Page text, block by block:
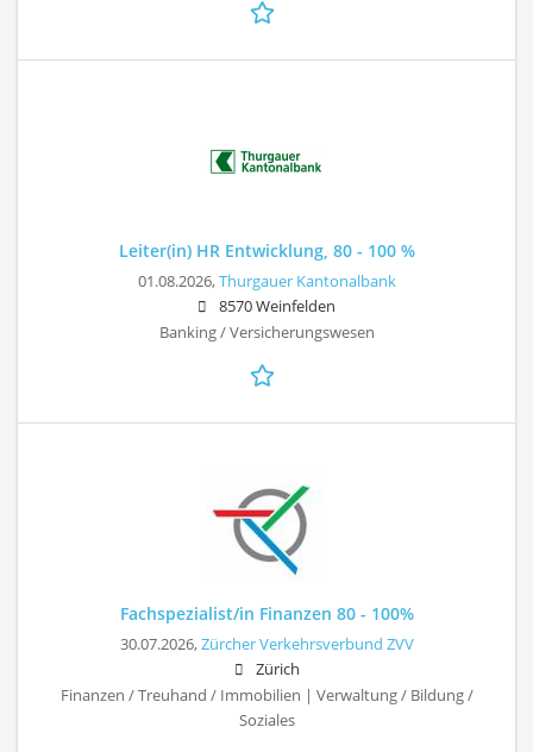
Leiter(in) HR Entwicklung, 80 - 100 %
01.08.2026,Thurgauer Kantonalbank
8570 Weinfelden
Banking / Versicherungswesen
Fachspezialist/in Finanzen 80 - 100%
30.07.2026,Zürcher Verkehrsverbund ZVV
Zürich
Finanzen / Treuhand / Immobilien | Verwaltung / Bildung /
Soziales